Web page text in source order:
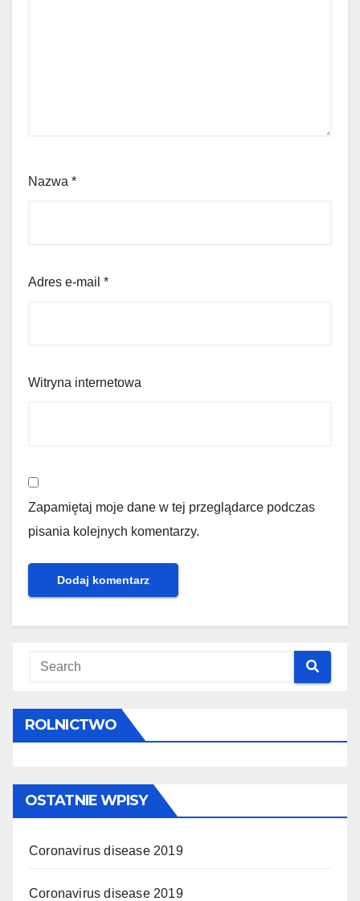
Nazwa *
Adres e-mail *
Witryna internetowa
Zapamiętaj moje dane w tej przeglądarce podczas
pisania kolejnych komentarzy.
ROLNICTWO
OSTATNIE WPISY
Coronavirus disease 2019
Coronavirus disease 2019